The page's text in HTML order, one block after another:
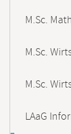
M.Sc.
M.Sc.
M.Sc.
LAaG